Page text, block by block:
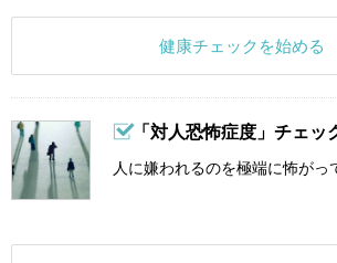
健康チェックを始める
「対人恐怖症度」チェッ
人に嫌われるのを極端に怖がっ